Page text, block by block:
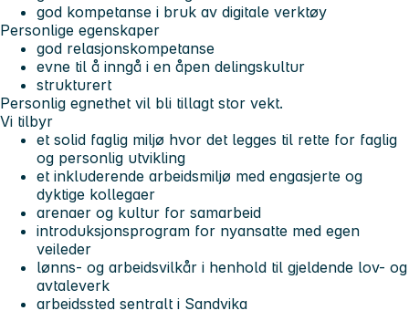
god kompetanse i bruk av digitale verktøy
Personlige egenskaper
god relasjonskompetanse
evne til å inngå i en åpen delingskultur
strukturert
Personlig egnethet vil bli tillagt stor vekt.
Vi tilbyr
et solid faglig miljø hvor det legges til rette for faglig
og personlig utvikling
et inkluderende arbeidsmiljø med engasjerte og
dyktige kollegaer
arenaer og kultur for samarbeid
introduksjonsprogram for nyansatte med egen
veileder
lønns- og arbeidsvilkår i henhold til gjeldende lov- og
avtaleverk
arbeidssted sentralt i Sandvika